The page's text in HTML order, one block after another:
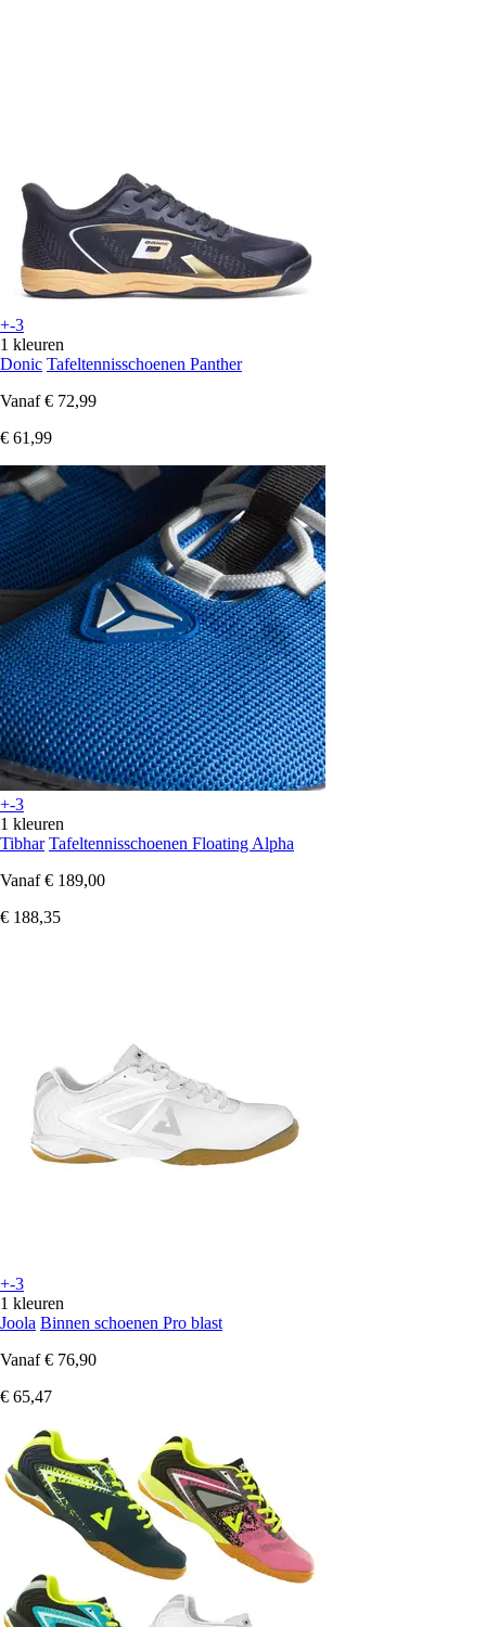
+-3
1 kleuren
Donic Tafeltennisschoenen Panther
Vanaf € 72,99
€ 61,99
+-3
1 kleuren
Tibhar Tafeltennisschoenen Floating Alpha
Vanaf € 189,00
€ 188,35
+-3
1 kleuren
Joola Binnen schoenen Pro blast
Vanaf € 76,90
€ 65,47